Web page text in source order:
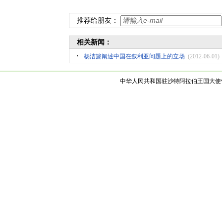
推荐给朋友：
相关新闻：
杨洁篪阐述中国在叙利亚问题上的立场 (2012-06-01)
中华人民共和国驻沙特阿拉伯王国大使